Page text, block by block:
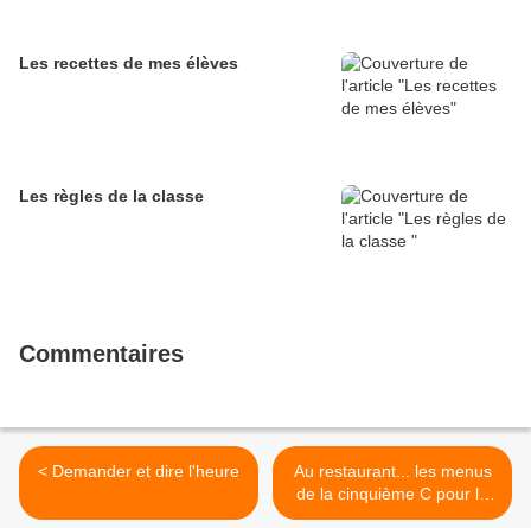
Les recettes de mes élèves
Les règles de la classe
Commentaires
< Demander et dire l'heure
Au restaurant... les menus
de la cinquième C pour le
jeu de rôle - A.S.’17-‘18 >